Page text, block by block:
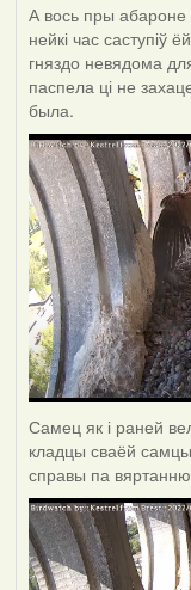
А вось пры абароне
нейкі час саступіў
гняздо невядома
паспела ці не
была.
Самец як і раней
кладцы сваёй
справы па